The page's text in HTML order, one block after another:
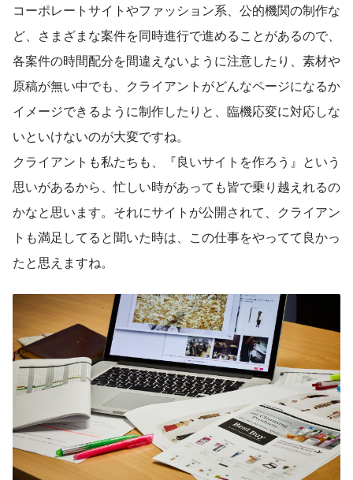
コーポレートサイトやファッション系、公的機関の制作な
ど、さまざまな案件を同時進行で進めることがあるので、
各案件の時間配分を間違えないように注意したり、素材や
原稿が無い中でも、クライアントがどんなページになるか
イメージできるように制作したりと、臨機応変に対応しな
いといけないのが大変ですね。
クライアントも私たちも、『良いサイトを作ろう』という
思いがあるから、忙しい時があっても皆で乗り越えれるの
かなと思います。それにサイトが公開されて、クライアン
トも満足してると聞いた時は、この仕事をやってて良かっ
たと思えますね。